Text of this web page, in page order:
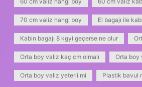
70 cm valiz hangi boy El bagajı ile
Kabin bagajı 8 kgyi geçerse ne olur
Orta boy valiz kaç cm olmalı Orta boy
Orta boy valiz yeterli mi Plastik bavul